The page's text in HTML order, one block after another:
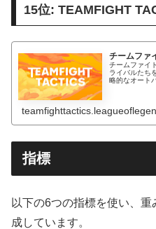
15位: TEAMFIGHT
チームファ
チームファイ
ライバルたち
略的なオート
指標
以下の6つの指標を使い、
成しています。